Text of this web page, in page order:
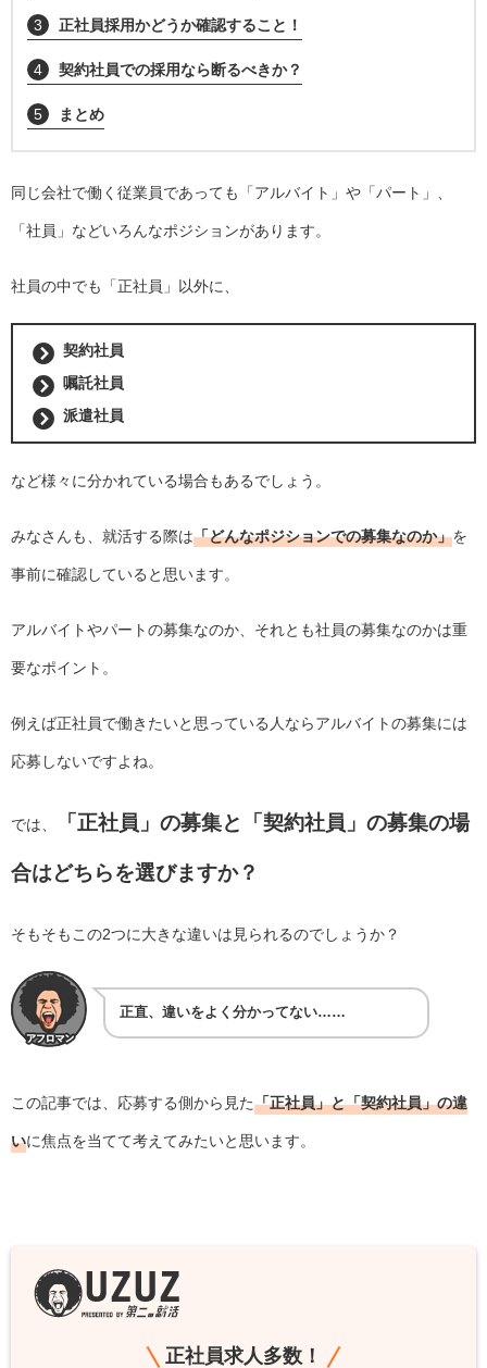
3 正社員採用かどうか確認すること！
4 契約社員での採用なら断るべきか？
5 まとめ
同じ会社で働く従業員であっても「アルバイト」や「パート」、
「社員」などいろんなポジションがあります。
社員の中でも「正社員」以外に、
契約社員
嘱託社員
派遣社員
など様々に分かれている場合もあるでしょう。
みなさんも、就活する際は「どんなポジションでの募集なのか」を
事前に確認していると思います。
アルバイトやパートの募集なのか、それとも社員の募集なのかは重
要なポイント。
例えば正社員で働きたいと思っている人ならアルバイトの募集には
応募しないですよね。
では、 「正社員」の募集と「契約社員」の募集の場
合はどちらを選びますか？
そもそもこの2つに大きな違いは見られるのでしょうか？
正直、違いをよく分かってない……
この記事では、応募する側から見た「正社員」と「契約社員」の違
いに焦点を当てて考えてみたいと思います。
正社員求人多数！